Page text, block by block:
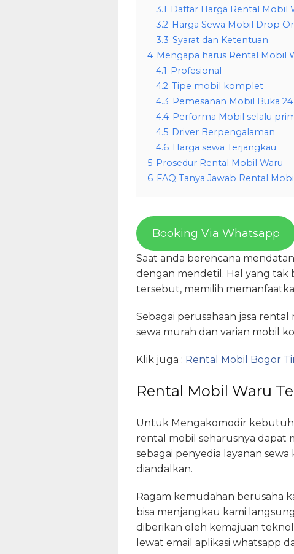
3.1 Daftar Harga Rental Mobil
3.2 Harga Sewa Mobil Drop
3.3 Syarat dan Ketentuan
4 Mengapa harus Rental Mobil
4.1 Profesional
4.2 Tipe mobil komplet
4.3 Pemesanan Mobil Buka
4.4 Performa Mobil selalu
4.5 Driver Berpengalaman
4.6 Harga sewa Terjangkau
5 Prosedur Rental Mobil Waru
6 FAQ Tanya Jawab Rental
Booking Via Whatsapp
Saat anda berencana
dengan mendetil. Hal yang tak
tersebut, memilih
Sebagai perusahaan jasa
sewa murah dan varian mobil
Klik juga : Rental Mobil Bogor
Rental Mobil Waru
Untuk Mengakomodir
rental mobil seharusnya dapat
sebagai penyedia layanan
diandalkan.
Ragam kemudahan berusaha
bisa menjangkau kami
diberikan oleh kemajuan
lewat email aplikasi whatsapp